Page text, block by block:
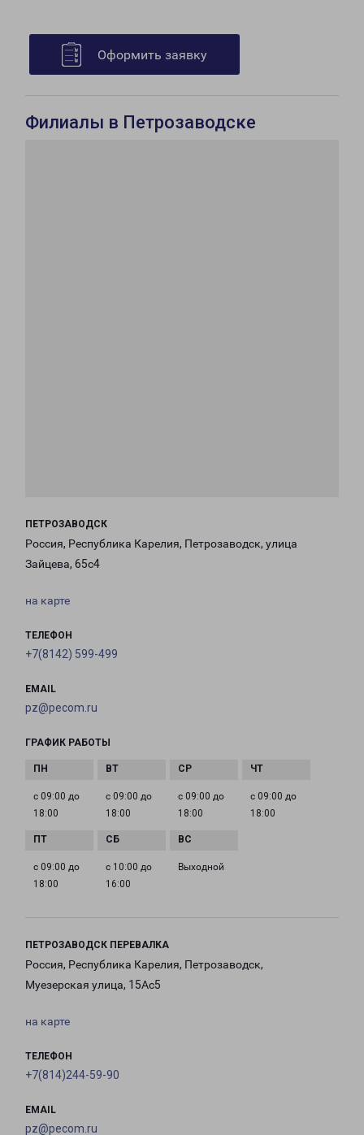
Оформить заявку
Филиалы в Петрозаводске
ПЕТРОЗАВОДСК
Россия, Республика Карелия, Петрозаводск, улица
Зайцева, 65с4
на карте
ТЕЛЕФОН
+7(8142) 599-499
EMAIL
pz@pecom.ru
ГРАФИК РАБОТЫ
с 09:00 до
18:00
с 09:00 до
18:00
с 09:00 до
18:00
с 09:00 до
18:00
с 09:00 до
18:00
с 10:00 до
16:00
Выходной
ПЕТРОЗАВОДСК ПЕРЕВАЛКА
Россия, Республика Карелия, Петрозаводск,
Муезерская улица, 15Ас5
на карте
ТЕЛЕФОН
+7(814)244-59-90
EMAIL
pz@pecom.ru